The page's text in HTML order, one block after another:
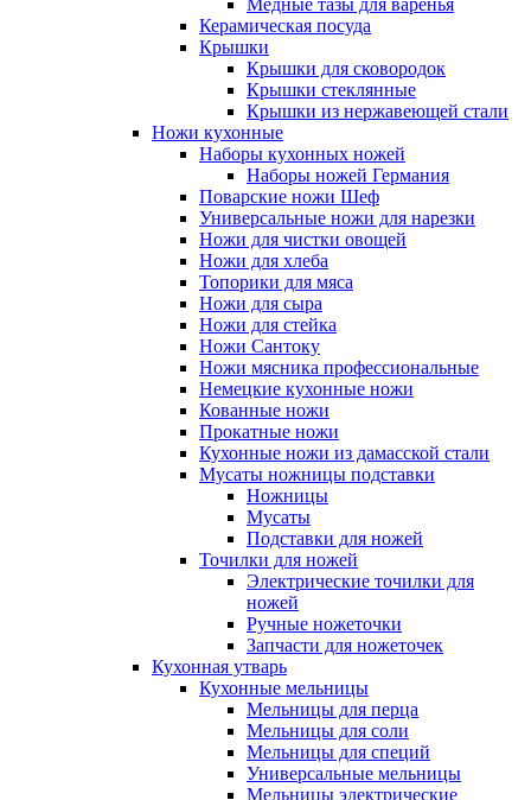
Медные тазы для варенья
Керамическая посуда
Крышки
Крышки для сковородок
Крышки стеклянные
Крышки из нержавеющей стали
Ножи кухонные
Наборы кухонных ножей
Наборы ножей Германия
Поварские ножи Шеф
Универсальные ножи для нарезки
Ножи для чистки овощей
Ножи для хлеба
Топорики для мяса
Ножи для сыра
Ножи для стейка
Ножи Сантоку
Ножи мясника профессиональные
Немецкие кухонные ножи
Кованные ножи
Прокатные ножи
Кухонные ножи из дамасской стали
Мусаты ножницы подставки
Ножницы
Мусаты
Подставки для ножей
Точилки для ножей
Электрические точилки для
ножей
Ручные ножеточки
Запчасти для ножеточек
Кухонная утварь
Кухонные мельницы
Мельницы для перца
Мельницы для соли
Мельницы для специй
Универсальные мельницы
Мельницы электрические